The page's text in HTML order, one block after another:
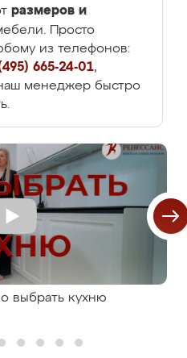
размеров и
Просто
из телефонов:
665-24-01,
менеджер быстро
выбрать кухню